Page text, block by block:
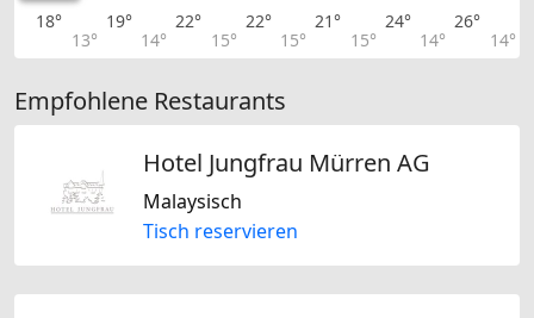
18°
13°
19°
14°
22°
15°
22°
15°
21°
15°
24°
14°
26°
14°
Empfohlene Restaurants
Hotel Jungfrau Mürren AG
Malaysisch
Tisch reservieren